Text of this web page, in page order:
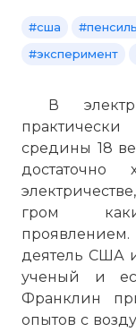
#сша
#эксперимент
В
средины 18
гром
деятель США
ученый и
Франклин
опытов с